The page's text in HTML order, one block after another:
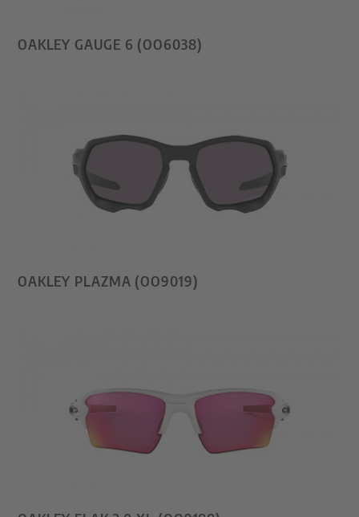
OAKLEY GAUGE 6 (OO6038)
OAKLEY PLAZMA (OO9019)